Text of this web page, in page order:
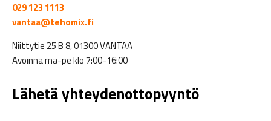
029 123 1113
vantaa@tehomix.fi
Niittytie 25 B 8, 01300 VANTAA
Avoinna ma-pe klo 7:00-16:00
Lähetä yhteydenottopyyntö